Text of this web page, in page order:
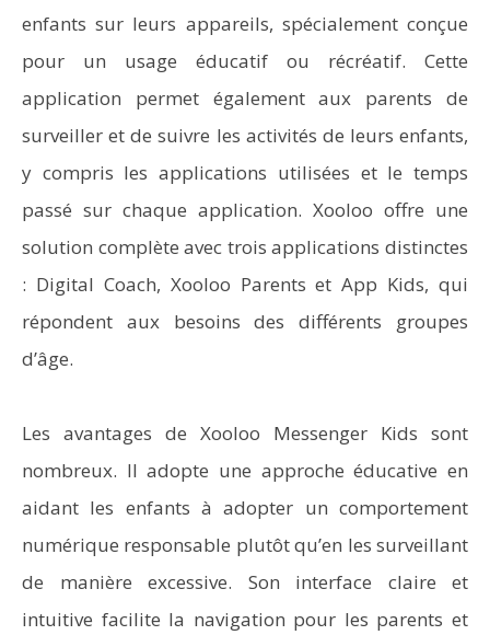
enfants sur leurs appareils, spécialement conçue
pour un usage éducatif ou récréatif. Cette
application permet également aux parents de
surveiller et de suivre les activités de leurs enfants,
y compris les applications utilisées et le temps
passé sur chaque application. Xooloo offre une
solution complète avec trois applications distinctes
: Digital Coach, Xooloo Parents et App Kids, qui
répondent aux besoins des différents groupes
d’âge.
Les avantages de Xooloo Messenger Kids sont
nombreux. Il adopte une approche éducative en
aidant les enfants à adopter un comportement
numérique responsable plutôt qu’en les surveillant
de manière excessive. Son interface claire et
intuitive facilite la navigation pour les parents et